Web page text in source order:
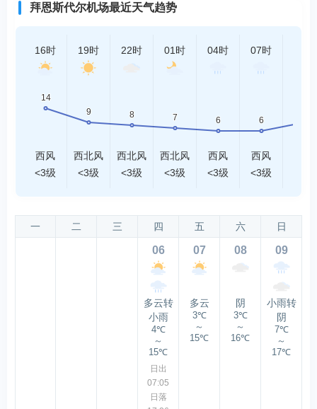
拜恩斯代尔机场最近天气趋势
16时
西风
<3级
19时
西北风
<3级
22时
西北风
<3级
01时
西北风
<3级
04时
西风
<3级
07时
西风
<3级
一 二 三 四 五 六 日
06
多云转
小雨
4℃
～
15℃
日出
07:05
日落
07
多云
3℃
～
15℃
08
阴
3℃
～
16℃
09
小雨转
阴
7℃
～
17℃